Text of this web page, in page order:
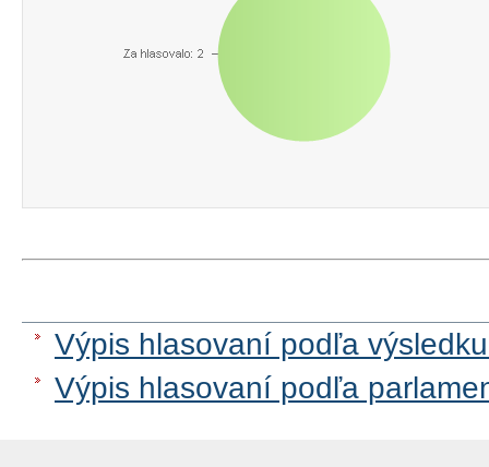
Výpis hlasovaní podľa
Výpis hlasovaní podľa